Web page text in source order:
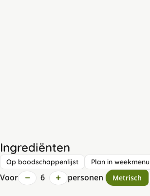
Ingrediënten
Op boodschappenlijst Plan in weekmenu
Voor − 6 + personen Metrisch